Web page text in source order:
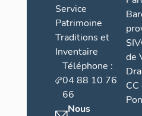
Service
Patrimoine
Traditions et
Inventaire
Téléphone :
04 88 10 76
66
Nous
de